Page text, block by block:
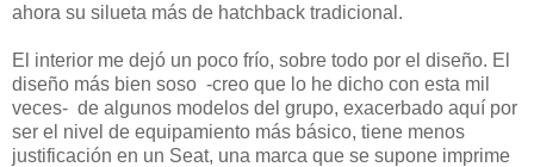
ahora su silueta más de hatchback tradicional.
El interior me dejó un poco frío, sobre todo por el diseño. El
diseño más bien soso -creo que lo he dicho con esta mil
veces- de algunos modelos del grupo, exacerbado aquí por
ser el nivel de equipamiento más básico, tiene menos
justificación en un Seat, una marca que se supone imprime